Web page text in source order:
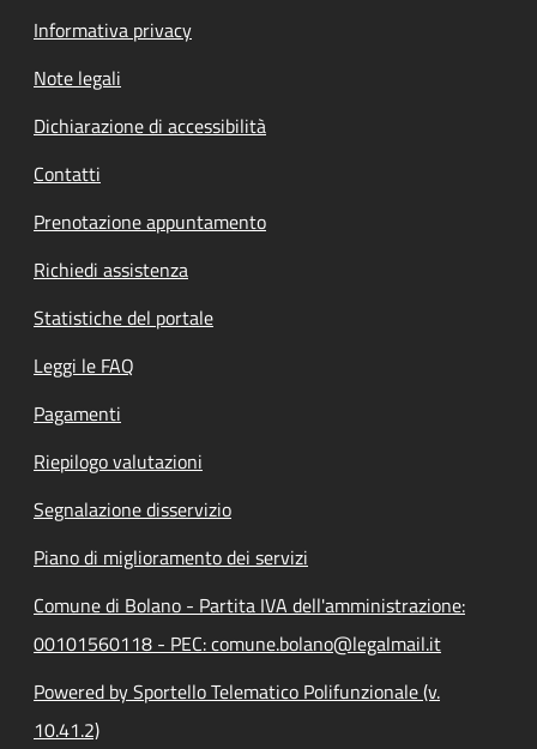
Informativa privacy
Note legali
Dichiarazione di accessibilità
Contatti
Prenotazione appuntamento
Richiedi assistenza
Statistiche del portale
Leggi le FAQ
Pagamenti
Riepilogo valutazioni
Segnalazione disservizio
Piano di miglioramento dei servizi
Comune di Bolano - Partita IVA dell'amministrazione:
00101560118 - PEC: comune.bolano@legalmail.it
Powered by Sportello Telematico Polifunzionale (v.
10.41.2)